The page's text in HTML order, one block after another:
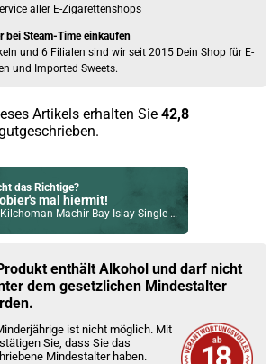
aller E-Zigarettenshops
bei Steam-Time einkaufen
und 6 Filialen sind wir seit 2015 Dein Shop für E-
und Imported Sweets.
Artikels erhalten Sie 42,8
das Richtige?
mal hiermit!
Kilchoman Machir Bay Islay Single Malt Scotch Whisky 46% Vol. 700ml
das mal!
Ortodoxy Colombian Aged Gin White 43% Vol. 700ml
willst Kröten sparen?
mal hier!
JC02 1ml 650mAh Pod System Kit Milky Way
enthält Alkohol und darf nicht
dem gesetzlichen Mindestalter
ist nicht möglich. Mit
Sie, dass Sie das
Mindestalter haben.